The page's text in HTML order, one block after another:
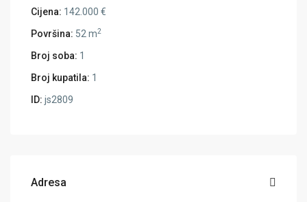
Cijena: 142.000 €
Površina: 52 m2
Broj soba: 1
Broj kupatila: 1
ID: js2809
Adresa